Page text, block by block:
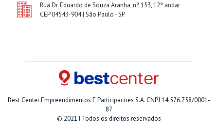
Rua Dr. Eduardo de Souza Aranha, nº 153, 12º andar
CEP 04543-904 | São Paulo - SP
Best Center Empreendimentos E Participacoes S.A. CNPJ 14.576.758/0001-
87
© 2021 I Todos os direitos reservados